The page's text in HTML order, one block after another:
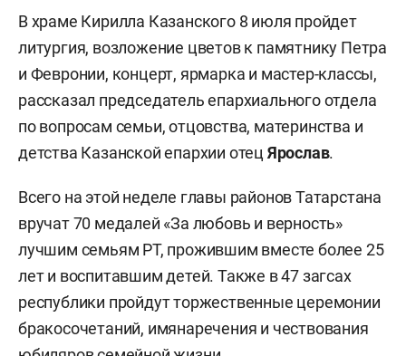
В храме Кирилла Казанского 8 июля пройдет
литургия, возложение цветов к памятнику Петра
и Февронии, концерт, ярмарка и мастер-классы,
рассказал председатель епархиального отдела
по вопросам семьи, отцовства, материнства и
детства Казанской епархии отец Ярослав.
Всего на этой неделе главы районов Татарстана
вручат 70 медалей «За любовь и верность»
лучшим семьям РТ, прожившим вместе более 25
лет и воспитавшим детей. Также в 47 загсах
республики пройдут торжественные церемонии
бракосочетаний, имянаречения и чествования